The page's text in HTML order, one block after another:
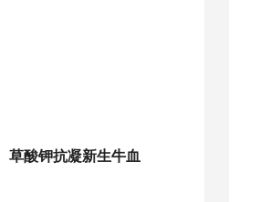
草酸钾抗凝新生牛血